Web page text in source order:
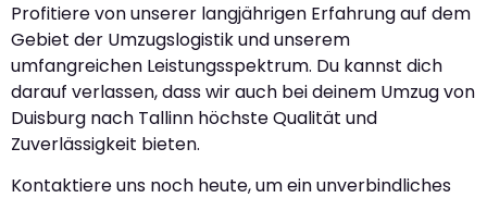
Profitiere von unserer langjährigen Erfahrung auf dem
Gebiet der Umzugslogistik und unserem
umfangreichen Leistungsspektrum. Du kannst dich
darauf verlassen, dass wir auch bei deinem Umzug von
Duisburg nach Tallinn höchste Qualität und
Zuverlässigkeit bieten.
Kontaktiere uns noch heute, um ein unverbindliches